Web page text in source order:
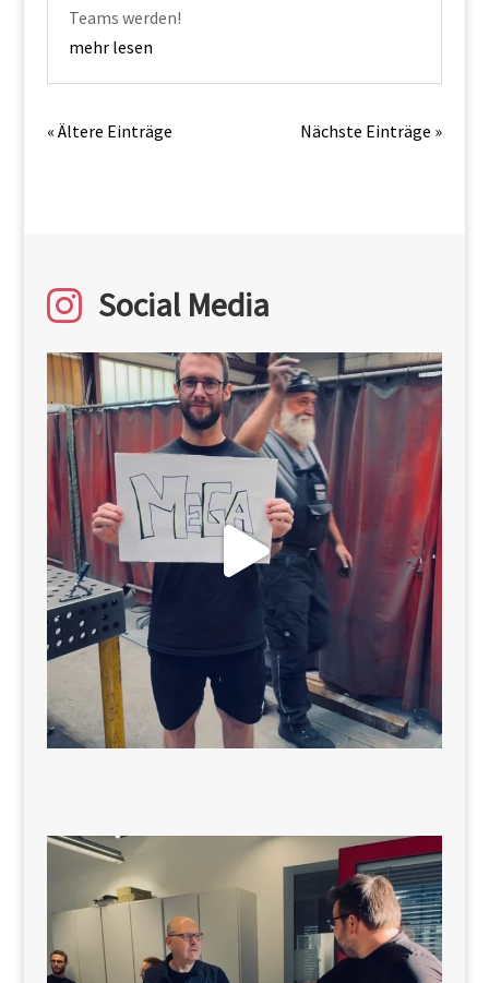
Teams werden!
mehr lesen
« Ältere Einträge Nächste Einträge »
 Social Media